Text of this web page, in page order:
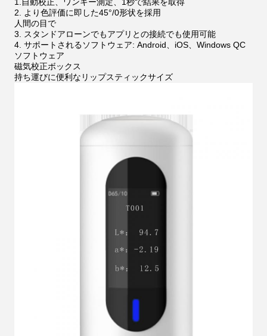
2. より色評価に即した45°/0形状を採用
人間の目で
3. スタンドアローンでもアプリとの接続でも使用可能
4. サポートされるソフトウェア: Android、iOS、Windows QC
ソフトウェア
磁気校正ボックス
持ち運びに便利なリップスティックサイズ